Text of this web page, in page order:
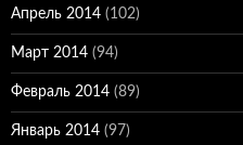
Апрель 2014 (102)
Март 2014 (94)
Февраль 2014 (89)
Январь 2014 (97)